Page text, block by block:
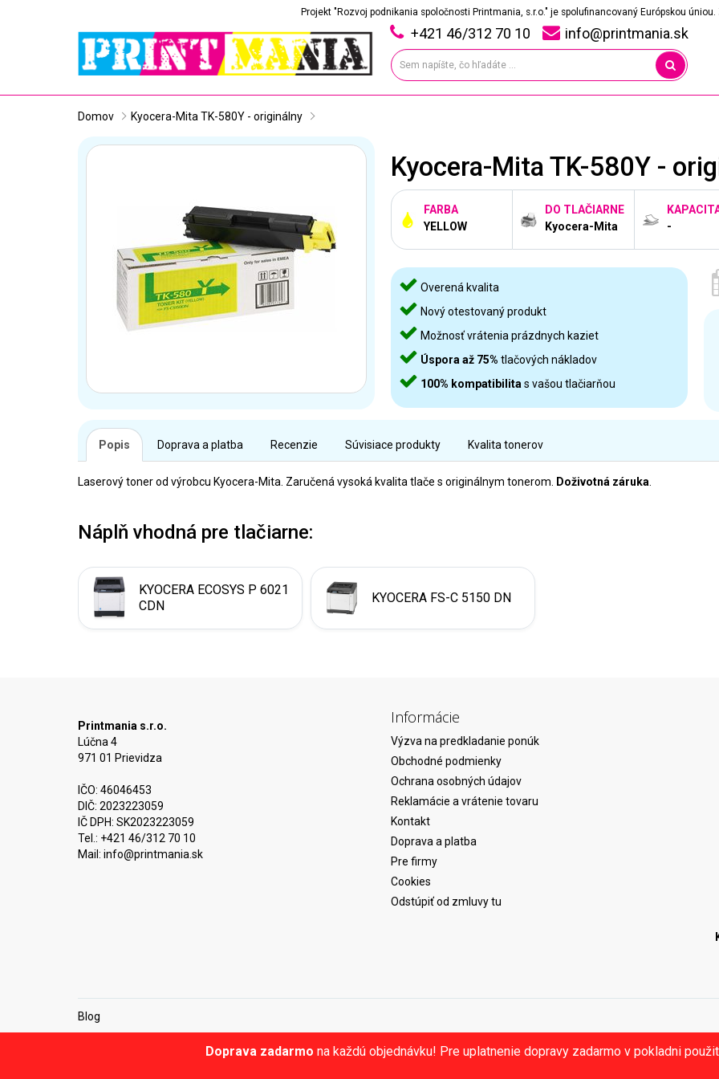
Doprava zadarmo na každú objednávku! Pre uplatnenie dopravy zadarmo v pokladni
Projekt "Rozvoj podnikania spoločnosti Printmania, s.r.o." je spolufinancovaný Európskou úniou.
+421 46/312 70 10 info@printmania.sk
Domov Kyocera-Mita TK-580Y - originálny
Kyocera-Mita TK-580Y -
FARBA
YELLOW
DO TLAČIARNE
Kyocera-Mita
-
Overená kvalita
Nový otestovaný produkt
Možnosť vrátenia prázdnych kaziet
Úspora až 75% tlačových nákladov
100% kompatibilita s vašou tlačiarňou
Popis Doprava a platba Recenzie Súvisiace produkty Kvalita tonerov
Laserový toner od výrobcu Kyocera-Mita. Zaručená vysoká kvalita tlače s originálnym tonerom. Doživotná záruka
Náplň vhodná pre tlačiarne:
KYOCERA ECOSYS P 6021
CDN
KYOCERA FS-C 5150 DN
Printmania s.r.o.
Lúčna 4
971 01 Prievidza
IČO: 46046453
DIČ: 2023223059
IČ DPH: SK2023223059
Tel.: +421 46/312 70 10
Mail: info@printmania.sk
Informácie
Výzva na predkladanie ponúk
Obchodné podmienky
Ochrana osobných údajov
Reklamácie a vrátenie tovaru
Kontakt
Doprava a platba
Pre firmy
Cookies
Odstúpiť od zmluvy tu
Blog
NajReklama.sk - tvorba eshopu